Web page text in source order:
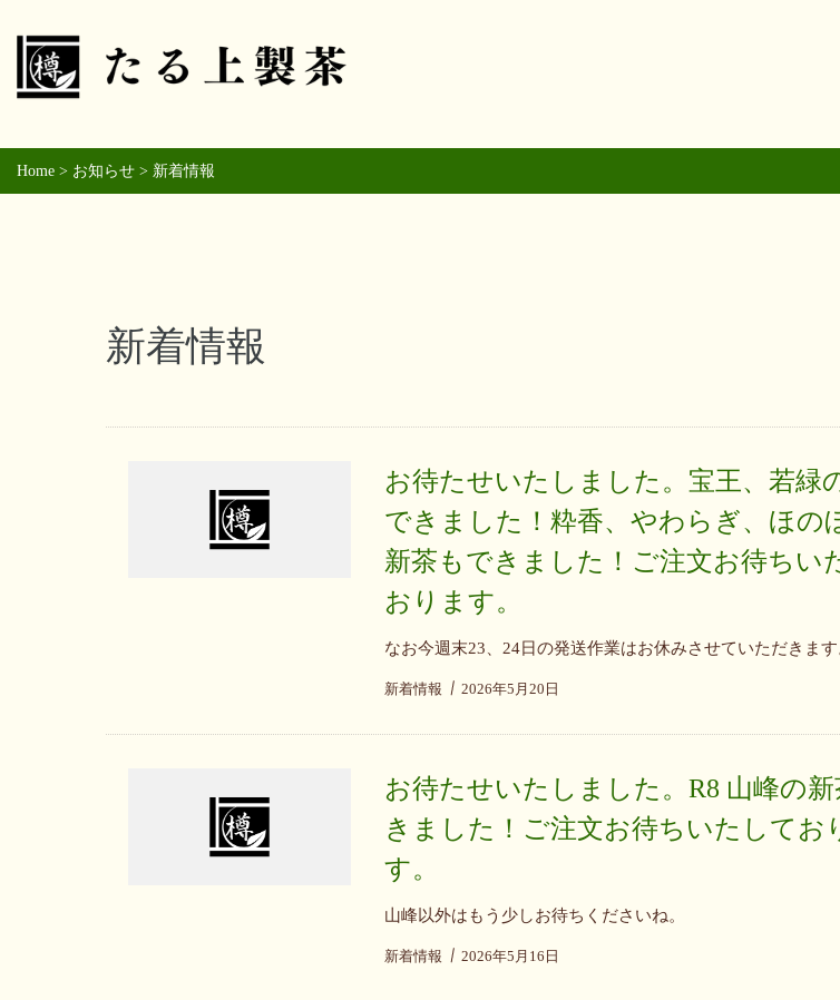
Home > お知らせ > 新着情報
新着情報
お待たせいたしました。宝王、若緑
できました！粋香、やわらぎ、ほの
新茶もできました！ご注文お待ちい
おります。
なお今週末23、24日の発送作業はお休みさせていただきます
新着情報 2026年5月20日
お待たせいたしました。R8 山峰の
きました！ご注文お待ちいたしてお
す。
山峰以外はもう少しお待ちくださいね。
新着情報 2026年5月16日